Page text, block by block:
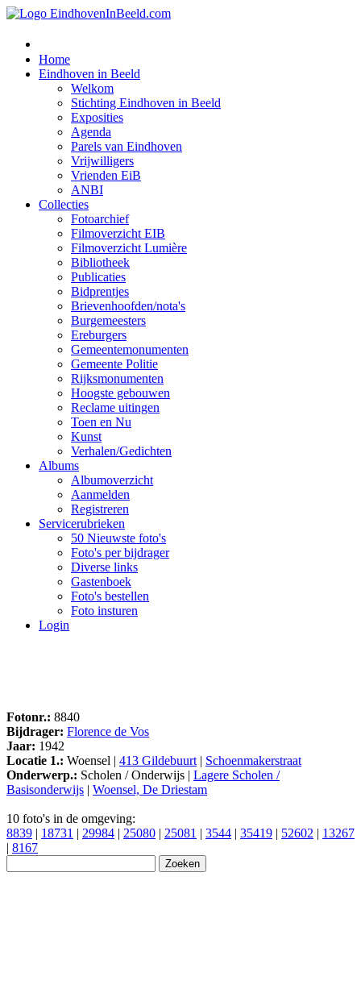
Home
Eindhoven in Beeld
Welkom
Stichting Eindhoven in Beeld
Exposities
Agenda
Parels van Eindhoven
Vrijwilligers
Vrienden EiB
ANBI
Collecties
Fotoarchief
Filmoverzicht EIB
Filmoverzicht Lumière
Bibliotheek
Publicaties
Bidprentjes
Brievenhoofden/nota's
Burgemeesters
Ereburgers
Gemeentemonumenten
Gemeente Politie
Rijksmonumenten
Hoogste gebouwen
Reclame uitingen
Toen en Nu
Kunst
Verhalen/Gedichten
Albums
Albumoverzicht
Aanmelden
Registreren
Servicerubrieken
50 Nieuwste foto's
Foto's per bijdrager
Diverse links
Gastenboek
Foto's bestellen
Foto insturen
Login
Fotonr.: 8840
Bijdrager: Florence de Vos
Jaar: 1942
Locatie 1.: Woensel | 413 Gildebuurt | Schoenmakerstraat
Onderwerp.: Scholen / Onderwijs | Lagere Scholen /
Basisonderwijs | Woensel, De Driestam
10 foto's in de omgeving:
8839 | 18731 | 29984 | 25080 | 25081 | 3544 | 35419 | 52602 | 13267
| 8167